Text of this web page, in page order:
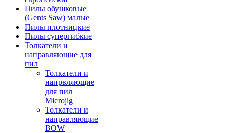
Пилы обушковые
(Gents Saw) малые
Пилы плотницкие
Пилы супергибкие
Толкатели и
направляющие для
пил
Толкатели и
напрвляющие
для пил
Microjig
Толкатели и
направляющие
BOW